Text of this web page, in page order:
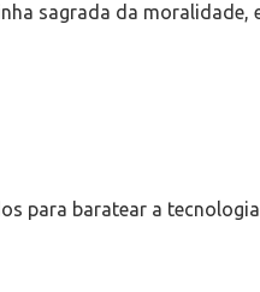
sagrada da moralidade,
para baratear a